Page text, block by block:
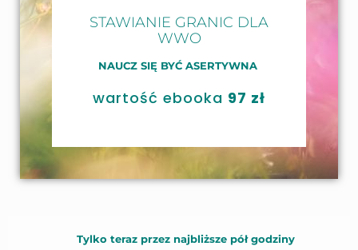
STAWIANIE GRANIC DLA
WWO
NAUCZ SIĘ BYĆ ASERTYWNA
wartość ebooka 97 zł
Tylko teraz przez najbliższe pół godziny